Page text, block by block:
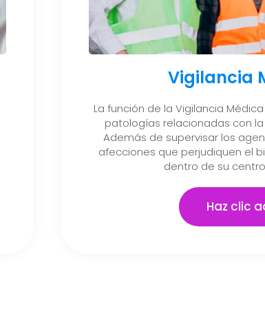
Vigilancia
La función de la Vigilancia
patologías relacionadas con
Además de supervisar los
afecciones que perjudiquen el
dentro de su
Haz clic